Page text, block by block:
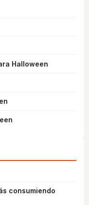
Halloween
consumiendo